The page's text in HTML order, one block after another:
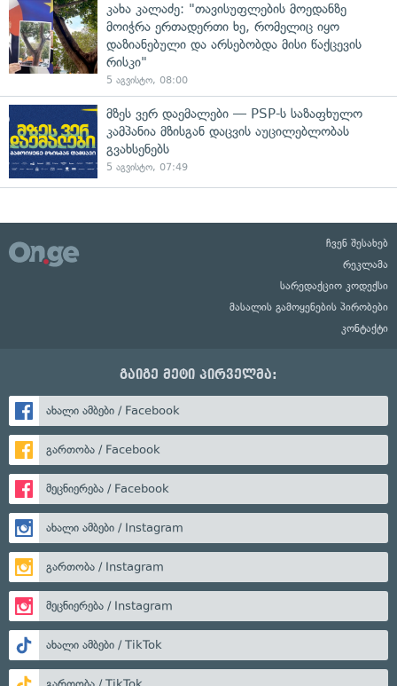
კახა კალაძე: "თავისუფლების მოედანზე
მოიჭრა ერთადერთი ხე, რომელიც იყო
დაზიანებული და არსებობდა მისი წაქცევის
რისკი"
5 აგვისტო, 08:00
მზეს ვერ დაემალები — PSP-ს საზაფხულო
კამპანია მზისგან დაცვის აუცილებლობას
გვახსენებს
5 აგვისტო, 07:49
ჩვენ შესახებ
რეკლამა
სარედაქციო კოდექსი
მასალის გამოყენების პირობები
კონტაქტი
გაიგე მეტი პირველმა:
ახალი ამბები / Facebook
გართობა / Facebook
მეცნიერება / Facebook
ახალი ამბები / Instagram
გართობა / Instagram
მეცნიერება / Instagram
ახალი ამბები / TikTok